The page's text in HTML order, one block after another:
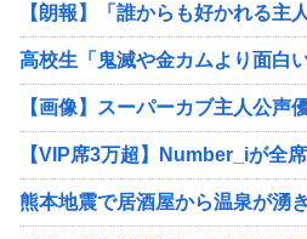
【朗報】「誰からも好かれる主
高校生「鬼滅や金カムより面白
【画像】スーパーカブ主人公声
【VIP席3万超】Number_iが全
熊本地震で居酒屋から温泉が湧